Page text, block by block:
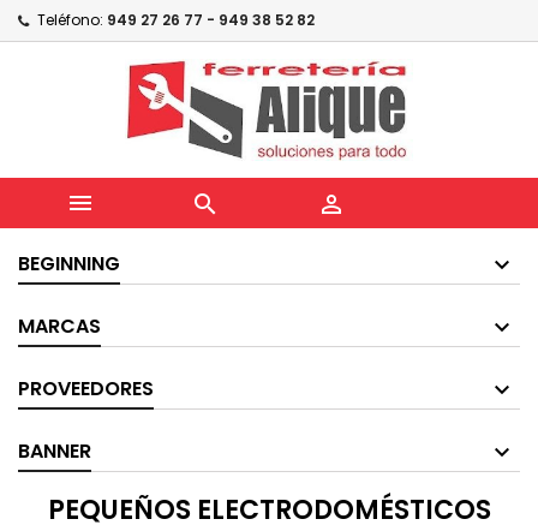
Teléfono: 949 27 26 77 - 949 38 52 82
  
BEGINNING
MARCAS
PROVEEDORES
BANNER
PEQUEÑOS ELECTRODOMÉSTICOS